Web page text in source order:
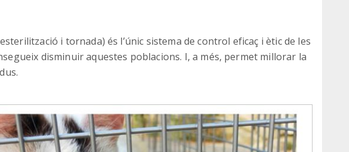
i tornada) és l’únic sistema de control eficaç i ètic de les
disminuir aquestes poblacions. I, a més, permet millorar la